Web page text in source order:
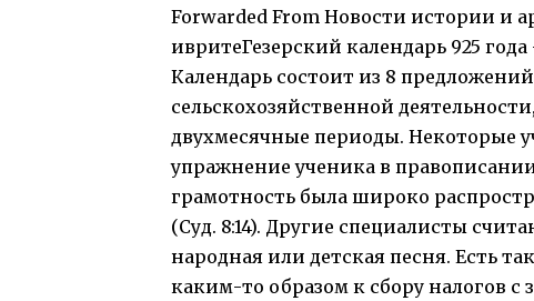
Forwarded From Новости истории и
ивритеГезерский календарь 925
Календарь состоит из 8
сельскохозяйственной
двухмесячные периоды. Некоторые
упражнение ученика в
грамотность была широко
(Суд. 8:14). Другие специалисты
народная или детская песня. Есть
каким-то образом к сбору налогов с